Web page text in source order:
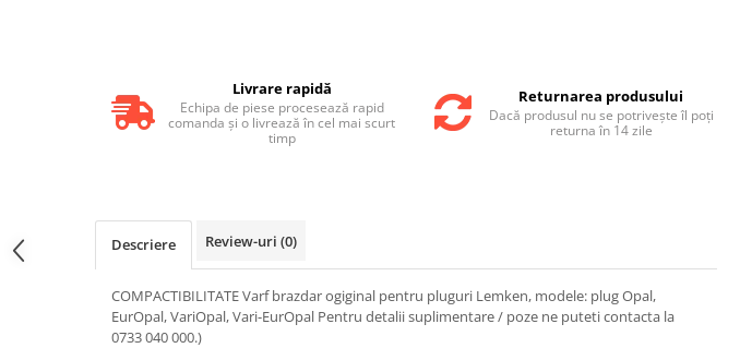
Livrare rapidă
Echipa de piese procesează rapid
comanda și o livrează în cel mai scurt
timp
Returnarea produsului
Dacă produsul nu se potrivește îl poți
returna în 14 zile
Descriere Review-uri (0)
COMPACTIBILITATE Varf brazdar ogiginal pentru pluguri Lemken, modele: plug Opal,
EurOpal, VariOpal, Vari-EurOpal Pentru detalii suplimentare / poze ne puteti contacta la
0733 040 000.)